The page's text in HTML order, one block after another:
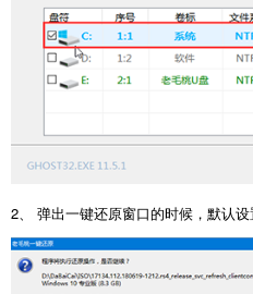
2、 弹出一键还原窗口的时候，默认设